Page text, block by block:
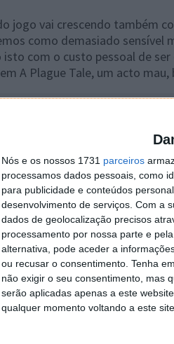
Nós e os nossos 1731 parceiros
processamos dados pessoais, como
para publicidade e conteúdos
desenvolvimento de serviços. Com a
dados de geolocalização precisos
processamento por nossa parte e
alternativa, pode aceder a
ou recusar o consentimento. Tenha
não exigir o seu consentimento, mas
serão aplicadas apenas a este
qualquer momento voltando a este
jogo vai crescendo também
como demasiado sensível
isto com o custo pessoal de
A Plague Tale, um acto